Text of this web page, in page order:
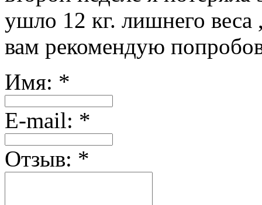
ушло 12 кг. лишнего веса
вам рекомендую
Имя: *
Е-mail: *
Отзыв: *